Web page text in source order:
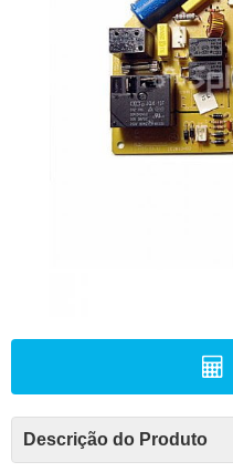
Descrição do Produto